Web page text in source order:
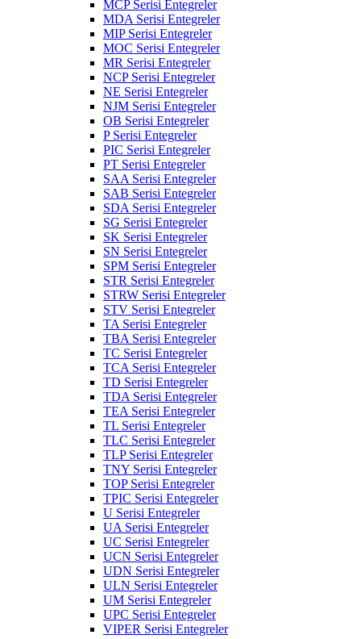
MCP Serisi Entegreler
MDA Serisi Entegreler
MIP Serisi Entegreler
MOC Serisi Entegreler
MR Serisi Entegreler
NCP Serisi Entegreler
NE Serisi Entegreler
NJM Serisi Entegreler
OB Serisi Entegreler
P Serisi Entegreler
PIC Serisi Entegreler
PT Serisi Entegreler
SAA Serisi Entegreler
SAB Serisi Entegreler
SDA Serisi Entegreler
SG Serisi Entegreler
SK Serisi Entegreler
SN Serisi Entegreler
SPM Serisi Entegreler
STR Serisi Entegreler
STRW Serisi Entegreler
STV Serisi Entegreler
TA Serisi Entegreler
TBA Serisi Entegreler
TC Serisi Entegreler
TCA Serisi Entegreler
TD Serisi Entegreler
TDA Serisi Entegreler
TEA Serisi Entegreler
TL Serisi Entegreler
TLC Serisi Entegreler
TLP Serisi Entegreler
TNY Serisi Entegreler
TOP Serisi Entegreler
TPIC Serisi Entegreler
U Serisi Entegreler
UA Serisi Entegreler
UC Serisi Entegreler
UCN Serisi Entegreler
UDN Serisi Entegreler
ULN Serisi Entegreler
UM Serisi Entegreler
UPC Serisi Entegreler
VIPER Serisi Entegreler